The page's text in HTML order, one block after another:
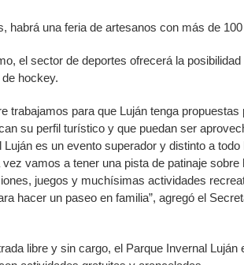
habrá una feria de artesanos con más de
el sector de deportes ofrecerá la
hockey.
trabajamos para que Luján tenga
su perfil turístico y que puedan ser
Luján es un evento superador y distinto a
vez vamos a tener una pista de patinaje
juegos y muchísimas actividades
hacer un paseo en familia”, agregó el
libre y sin cargo, el Parque Invernal